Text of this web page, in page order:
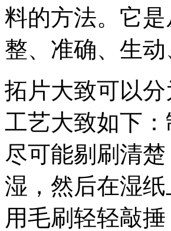
料的方法。它
整、准确、生
拓片大致可以
工艺大致如下
尽可能剔刷清
湿，然后在湿
用毛刷轻轻敲